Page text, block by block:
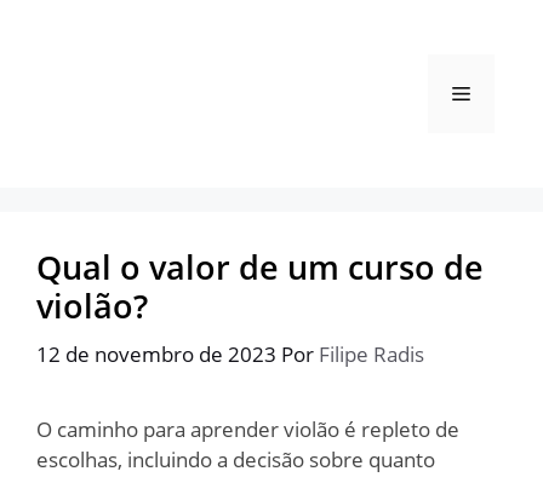
Menu
Qual o valor de um curso de
violão?
12 de novembro de 2023 Por Filipe Radis
O caminho para aprender violão é repleto de
escolhas, incluindo a decisão sobre quanto